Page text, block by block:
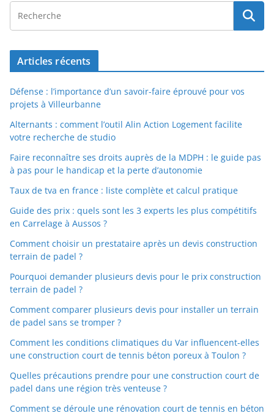
Articles récents
Défense : l’importance d’un savoir-faire éprouvé pour vos
projets à Villeurbanne
Alternants : comment l’outil Alin Action Logement facilite
votre recherche de studio
Faire reconnaître ses droits auprès de la MDPH : le guide pas
à pas pour le handicap et la perte d’autonomie
Taux de tva en france : liste complète et calcul pratique
Guide des prix : quels sont les 3 experts les plus compétitifs
en Carrelage à Aussos ?
Comment choisir un prestataire après un devis construction
terrain de padel ?
Pourquoi demander plusieurs devis pour le prix construction
terrain de padel ?
Comment comparer plusieurs devis pour installer un terrain
de padel sans se tromper ?
Comment les conditions climatiques du Var influencent-elles
une construction court de tennis béton poreux à Toulon ?
Quelles précautions prendre pour une construction court de
padel dans une région très venteuse ?
Comment se déroule une rénovation court de tennis en béton